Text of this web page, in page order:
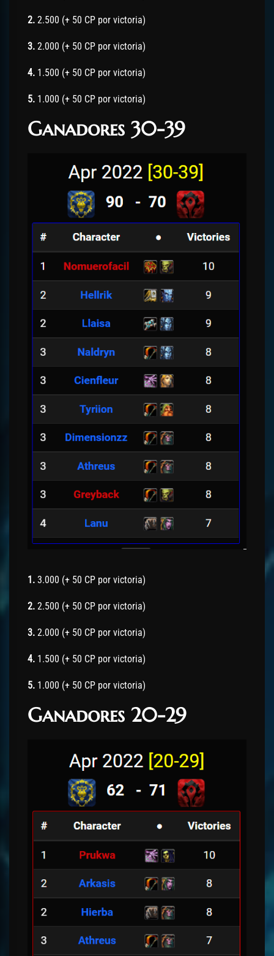
2. 2.500 (+ 50 CP por victoria)
3. 2.000 (+ 50 CP por victoria)
4. 1.500 (+ 50 CP por victoria)
5. 1.000 (+ 50 CP por victoria)
Ganadores 30-39
1. 3.000 (+ 50 CP por victoria)
2. 2.500 (+ 50 CP por victoria)
3. 2.000 (+ 50 CP por victoria)
4. 1.500 (+ 50 CP por victoria)
5. 1.000 (+ 50 CP por victoria)
Ganadores 20-29